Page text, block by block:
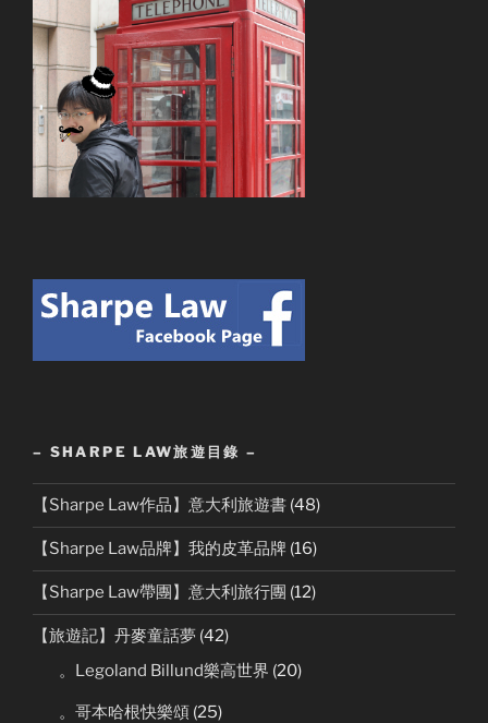
– SHARPE LAW旅遊目錄 –
【Sharpe Law作品】意大利旅遊書 (48)
【Sharpe Law品牌】我的皮革品牌 (16)
【Sharpe Law帶團】意大利旅行團 (12)
【旅遊記】丹麥童話夢 (42)
。Legoland Billund樂高世界 (20)
。哥本哈根快樂頌 (25)